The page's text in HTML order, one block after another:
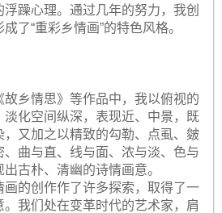
躁心理。通过几年的努力，我创
了“重彩乡情画”的特色风格。
乡情思》等作品中，我以俯视的
化空间纵深，表现近、中景，既
又加之以精致的勾勒、点虱、皴
曲与直、线与面、浓与淡、色与
古朴、清幽的诗情画意。
画的创作作了许多探索，取得了一
我们处在变革时代的艺术家，肩